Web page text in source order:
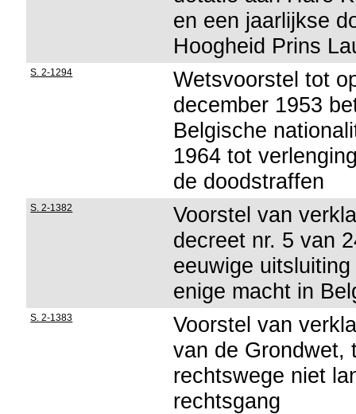
en een jaarlijkse
Hoogheid Prins
S. 2-1294
Wetsvoorstel tot
december 1953
Belgische
1964 tot
de doodstraffen
S. 2-1382
Voorstel van
decreet nr. 5 van
eeuwige
enige macht in
S. 2-1383
Voorstel van
van de Grondwet,
rechtswege niet
rechtsgang